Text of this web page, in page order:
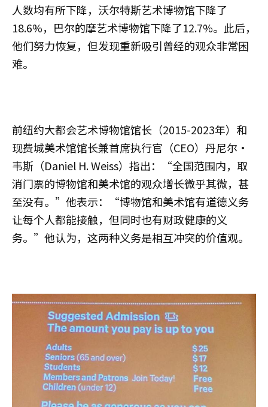
人数均有所下降，沃尔特斯艺术博物馆下降了
18.6%，巴尔的摩艺术博物馆下降了12.7%。此后，
他们努力恢复，但发现重新吸引曾经的观众非常困
难。
前纽约大都会艺术博物馆馆长（2015-2023年）和
现费城美术馆馆长兼首席执行官（CEO）丹尼尔·
韦斯（Daniel H. Weiss）指出：“全国范围内，取
消门票的博物馆和美术馆的观众增长微乎其微，甚
至没有。”他表示：“博物馆和美术馆有道德义务
让每个人都能接触，但同时也有财政健康的义
务。”他认为，这两种义务是相互冲突的价值观。